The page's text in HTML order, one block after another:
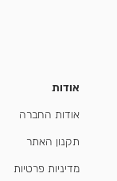
אודות
אודות החברה
תקנון האתר
מדיניות פרטיות